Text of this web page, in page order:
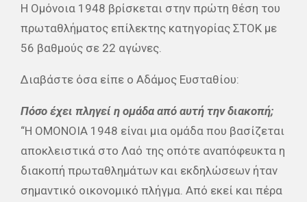
Η Ομόνοια 1948 βρίσκεται στην πρώτη θέση του
πρωταθλήματος επίλεκτης κατηγορίας ΣΤΟΚ με
56 βαθμούς σε 22 αγώνες.
Διαβάστε όσα είπε ο Αδάμος Ευσταθίου:
Πόσο έχει πληγεί η ομάδα από αυτή την διακοπή;
“Η ΟΜΟΝΟΙΑ 1948 είναι μια ομάδα που βασίζεται
αποκλειστικά στο Λαό της οπότε αναπόφευκτα η
διακοπή πρωταθλημάτων και εκδηλώσεων ήταν
σημαντικό οικονομικό πλήγμα. Από εκεί και πέρα